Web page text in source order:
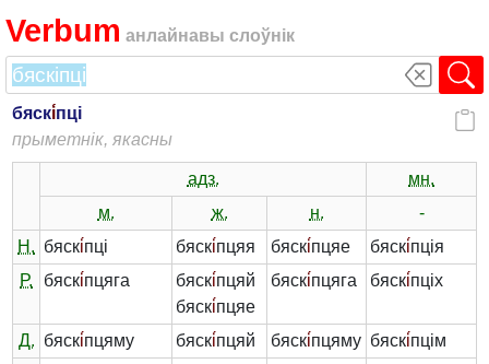
Verbum анлайнавы слоўнік
бяскі́пці
прыметнік, якасны
адз.
мн.
м.
ж. н.
-
Н. бяскі́пці бяскі́пцяя бяскі́пцяе бяскі́пція
Р.
бяскі́пцяга бяскі́пцяй
бяскі́пцяе
бяскі́пцяга бяскі́пціх
Д. бяскі́пцяму бяскі́пцяй бяскі́пцяму бяскі́пцім